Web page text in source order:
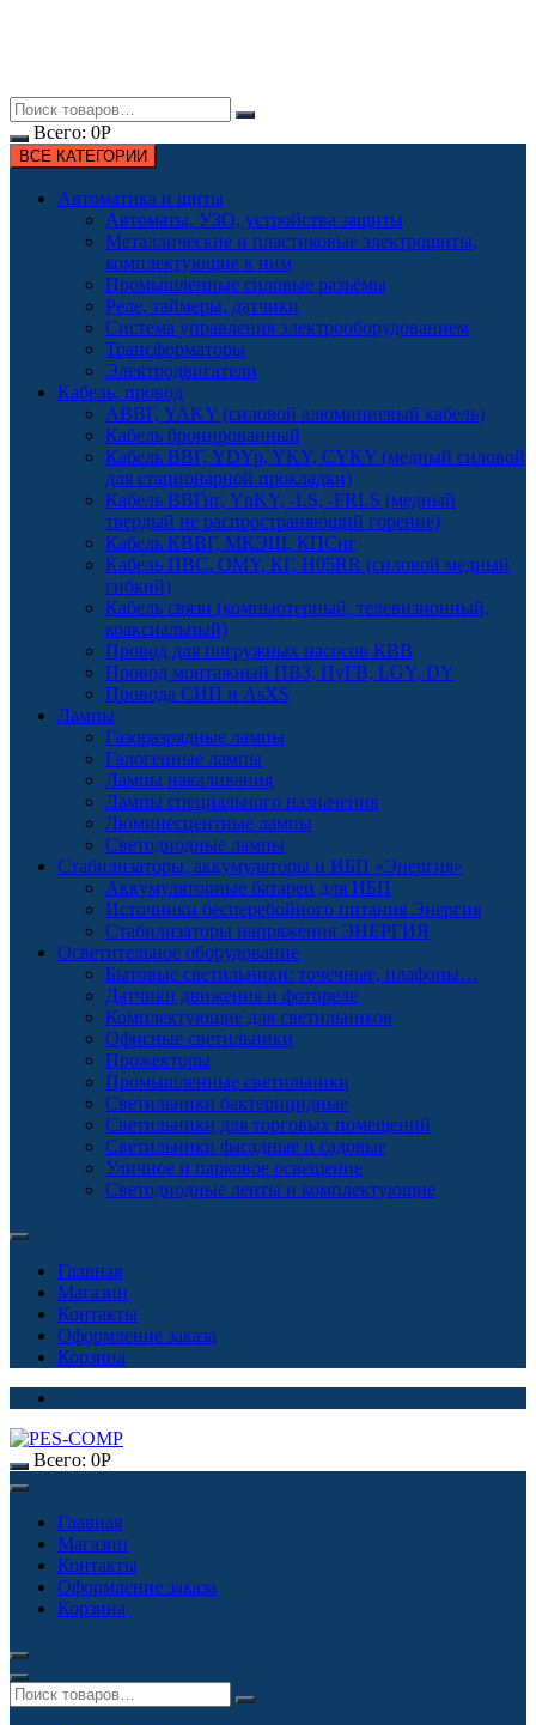
Всего: 0Р
ВСЕ КАТЕГОРИИ
Автоматика и щиты
Автоматы, УЗО, устройства защиты
Металлические и пластиковые электрощиты,
комплектующие к ним
Промышленные силовые разъёмы
Реле, таймеры, датчики
Система управления электрооборудованием
Трансформаторы
Электродвигатели
Кабель, провод
АВВГ, YAKY (силовой алюминиевый кабель)
Кабель бронированный
Кабель ВВГ, YDYp, YKY, CYKY (медный силовой
для стационарной прокладки)
Кабель ВВГнг, YnKY, -LS, -FRLS (медный
твердый не распространяющий горение)
Кабель КВВГ, МКЭШ, КПСнг
Кабель ПВС, OMY, КГ, H05RR (силовой медный
гибкий)
Кабель связи (компьютерный, телевизионный,
коаксиальный)
Провод для погружных насосов КВВ
Провод монтажный ПВЗ, ПуГВ, LGY, DY
Провода СИП и AsXS
Лампы
Газоразрядные лампы
Галогенные лампы
Лампы накаливания
Лампы специального назначения
Люминесцентные лампы
Светодиодные лампы
Стабилизаторы, аккумуляторы и ИБП «Энергия»
Аккумуляторные батареи для ИБП
Источники бесперебойного питания Энергия
Стабилизаторы напряжения ЭНЕРГИЯ
Осветительное оборудование
Бытовые светильники: точечные, плафоны…
Датчики движения и фотореле
Комплектующие для светильников
Офисные светильники
Прожекторы
Промышленные светильники
Светильники бактерицидные
Светильники для торговых помещений
Светильники фасадные и садовые
Уличное и парковое освещение
Светодиодные ленты и комплектующие
Главная
Магазин
Контакты
Оформление заказа
Корзина
Всего: 0Р
Главная
Магазин
Контакты
Оформление заказа
Корзина